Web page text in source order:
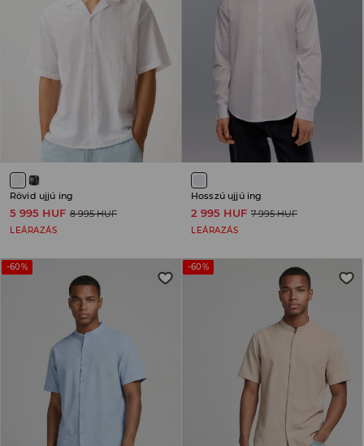
Rövid ujjú ing
5 995 HUF 8 995 HUF
LEÁRAZÁS
Hosszú ujjú ing
2 995 HUF 7 995 HUF
LEÁRAZÁS
-60% -60%